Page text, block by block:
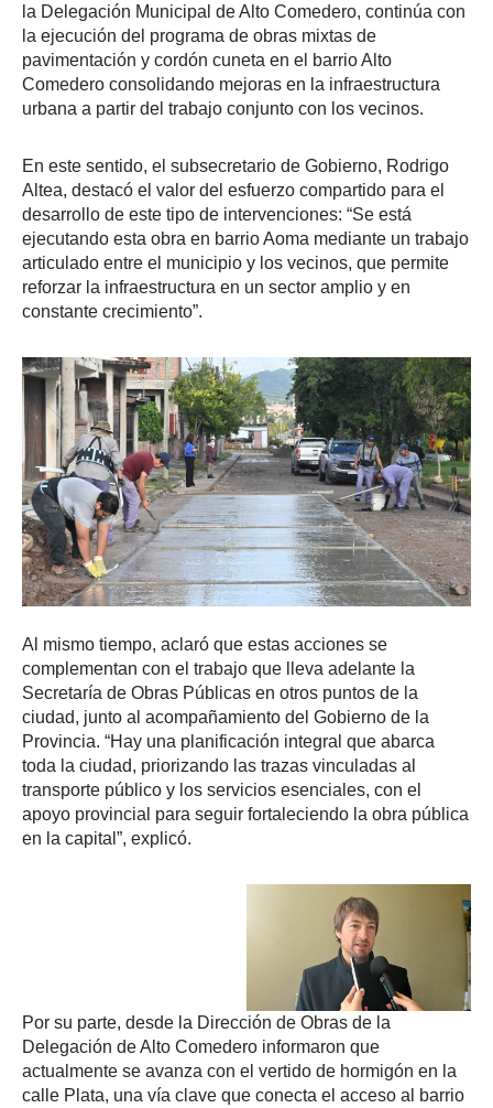
la Delegación Municipal de Alto Comedero, continúa con
la ejecución del programa de obras mixtas de
pavimentación y cordón cuneta en el barrio Alto
Comedero consolidando mejoras en la infraestructura
urbana a partir del trabajo conjunto con los vecinos.
En este sentido, el subsecretario de Gobierno, Rodrigo
Altea, destacó el valor del esfuerzo compartido para el
desarrollo de este tipo de intervenciones: “Se está
ejecutando esta obra en barrio Aoma mediante un trabajo
articulado entre el municipio y los vecinos, que permite
reforzar la infraestructura en un sector amplio y en
constante crecimiento”.
Al mismo tiempo, aclaró que estas acciones se
complementan con el trabajo que lleva adelante la
Secretaría de Obras Públicas en otros puntos de la
ciudad, junto al acompañamiento del Gobierno de la
Provincia. “Hay una planificación integral que abarca
toda la ciudad, priorizando las trazas vinculadas al
transporte público y los servicios esenciales, con el
apoyo provincial para seguir fortaleciendo la obra pública
en la capital”, explicó.
Por su parte, desde la Dirección de Obras de la
Delegación de Alto Comedero informaron que
actualmente se avanza con el vertido de hormigón en la
calle Plata, una vía clave que conecta el acceso al barrio